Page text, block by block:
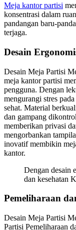
Meja kantor partisi
konsentrasi dalam
pandangan baru-
terjaga.
Desain
Desain Meja Partisi
meja kantor partisi
pengguna. Dengan
mengurangi stres
sehat. Material
dan gampang
memberikan privasi
mengorbankan
inovatif membikin
kantor.
Dengan desain
dan kesehatan
Pemeliharaan
Desain Meja Partisi
Partisi Pemeliharaan